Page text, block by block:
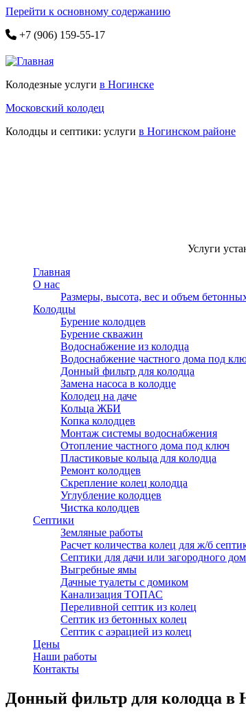
Перейти к основному содержанию
+7 (906) 159-55-17
Колодезные услуги в Ногинске
Московский колодец
Колодцы и септики: услуги в Ногинском районе
Услуги
Главная
О нас
Размеры, высота, вес и объем
Колодцы
Бурение колодцев
Бурение скважин
Водоснабжение из колодца
Водоснабжение частного дома под
Донный фильтр для колодца
Замена насоса в колодце
Колодец на даче
Кольца ЖБИ
Копка колодцев
Монтаж системы водоснабжения
Отопление частного дома под ключ
Пластиковые кольца для колодца
Ремонт колодцев
Скрепление колец колодца
Углубление колодцев
Чистка колодцев
Септики
Земляные работы
Расчет количества колец для ж/б
Септики для дачи или загородного
Выгребные ямы
Дачные туалеты с домиком
Канализация ТОПАС
Переливной септик из колец
Септик из бетонных колец
Септик с аэрацией из колец
Цены
Наши работы
Контакты
Донный фильтр для колодца в